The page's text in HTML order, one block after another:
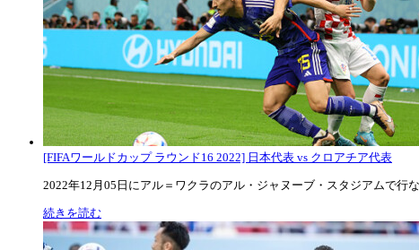
[FIFAワールドカップ ラウンド16 2022] 日本代表 vs クロアチア代表
2022年12月05日にアル＝ワクラのアル・ジャヌーブ・スタジアムで行
続きを読む